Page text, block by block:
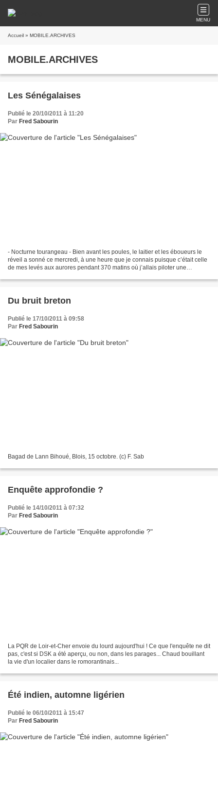
MENU
Accueil » MOBILE.ARCHIVES
MOBILE.ARCHIVES
Les Sénégalaises
Publié le 20/10/2011 à 11:20
Par Fred Sabourin
- Nocturne tourangeau - Bien avant les poules, le laitier et les éboueurs le
réveil a sonné ce mercredi, à une heure que je connais puisque c’était celle
de mes levés aux aurores pendant 370 matins où j’allais piloter une
Du bruit breton
Publié le 17/10/2011 à 09:58
Par Fred Sabourin
Bagad de Lann Bihoué, Blois, 15 octobre. (c) F. Sab
Enquête approfondie ?
Publié le 14/10/2011 à 07:32
Par Fred Sabourin
La PQR de Loir-et-Cher envoie du lourd aujourd'hui ! Ce que l'enquête ne dit
pas, c'est si DSK a été aperçu, ou non, dans les parages... Chaud bouillant
la vie d'un localier dans le romorantinais...
Été indien, automne ligérien
Publié le 06/10/2011 à 15:47
Par Fred Sabourin